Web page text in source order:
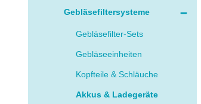
Gebläsefiltersysteme
Gebläsefilter-Sets
Gebläseeinheiten
Kopfteile & Schläuche
Akkus & Ladegeräte